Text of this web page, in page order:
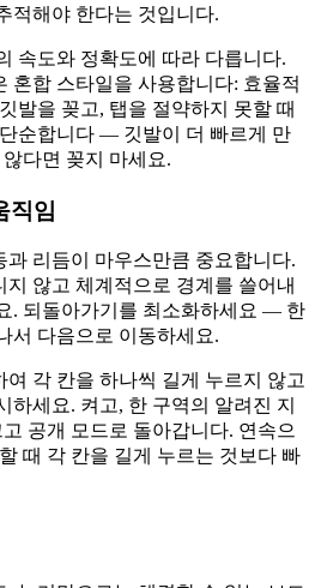
적해야 한다는 것입니다.
속도와 정확도에 따라 다릅니다.
혼합 스타일을 사용합니다: 효율적
발을 꽂고, 탭을 절약하지 못할 때
순합니다 — 깃발이 더 빠르게 만
다면 꽂지 마세요.
직임
과 리듬이 마우스만큼 중요합니다.
지 않고 체계적으로 경계를 쓸어내
. 되돌아가기를 최소화하세요 — 한
서 다음으로 이동하세요.
각 칸을 하나씩 길게 누르지 않고
하세요. 켜고, 한 구역의 알려진 지
공개 모드로 돌아갑니다. 연속으
때 각 칸을 길게 누르는 것보다 빠